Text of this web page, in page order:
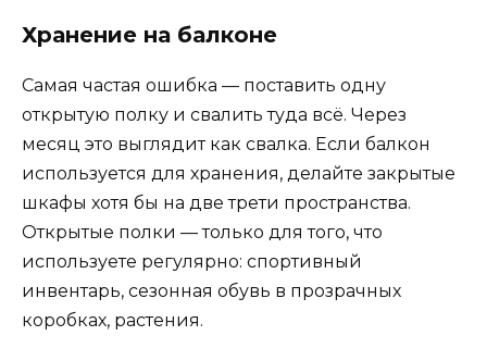
Хранение на балконе
Самая частая ошибка — поставить одну
открытую полку и свалить туда всё. Через
месяц это выглядит как свалка. Если балкон
используется для хранения, делайте закрытые
шкафы хотя бы на две трети пространства.
Открытые полки — только для того, что
используете регулярно: спортивный
инвентарь, сезонная обувь в прозрачных
коробках, растения.